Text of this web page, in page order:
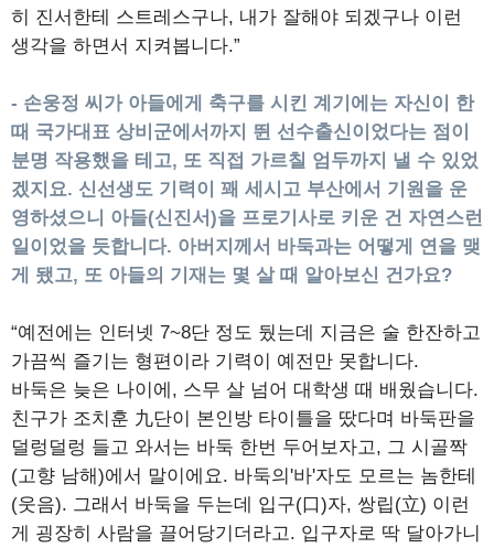
히 진서한테 스트레스구나, 내가 잘해야 되겠구나 이런
생각을 하면서 지켜봅니다.”
- 손웅정 씨가 아들에게 축구를 시킨 계기에는 자신이 한
때 국가대표 상비군에서까지 뛴 선수출신이었다는 점이
분명 작용했을 테고, 또 직접 가르칠 엄두까지 낼 수 있었
겠지요. 신선생도 기력이 꽤 세시고 부산에서 기원을 운
영하셨으니 아들(신진서)을 프로기사로 키운 건 자연스런
일이었을 듯합니다. 아버지께서 바둑과는 어떻게 연을 맺
게 됐고, 또 아들의 기재는 몇 살 때 알아보신 건가요?
“예전에는 인터넷 7~8단 정도 뒀는데 지금은 술 한잔하고
가끔씩 즐기는 형편이라 기력이 예전만 못합니다.
바둑은 늦은 나이에, 스무 살 넘어 대학생 때 배웠습니다.
친구가 조치훈 九단이 본인방 타이틀을 땄다며 바둑판을
덜렁덜렁 들고 와서는 바둑 한번 두어보자고, 그 시골짝
(고향 남해)에서 말이에요. 바둑의'바'자도 모르는 놈한테
(웃음). 그래서 바둑을 두는데 입구(口)자, 쌍립(立) 이런
게 굉장히 사람을 끌어당기더라고. 입구자로 딱 달아가니